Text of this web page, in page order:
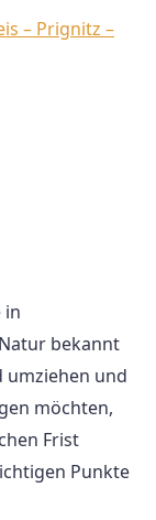
– Prignitz –
in
bekannt
umziehen und
möchten,
Frist
Punkte